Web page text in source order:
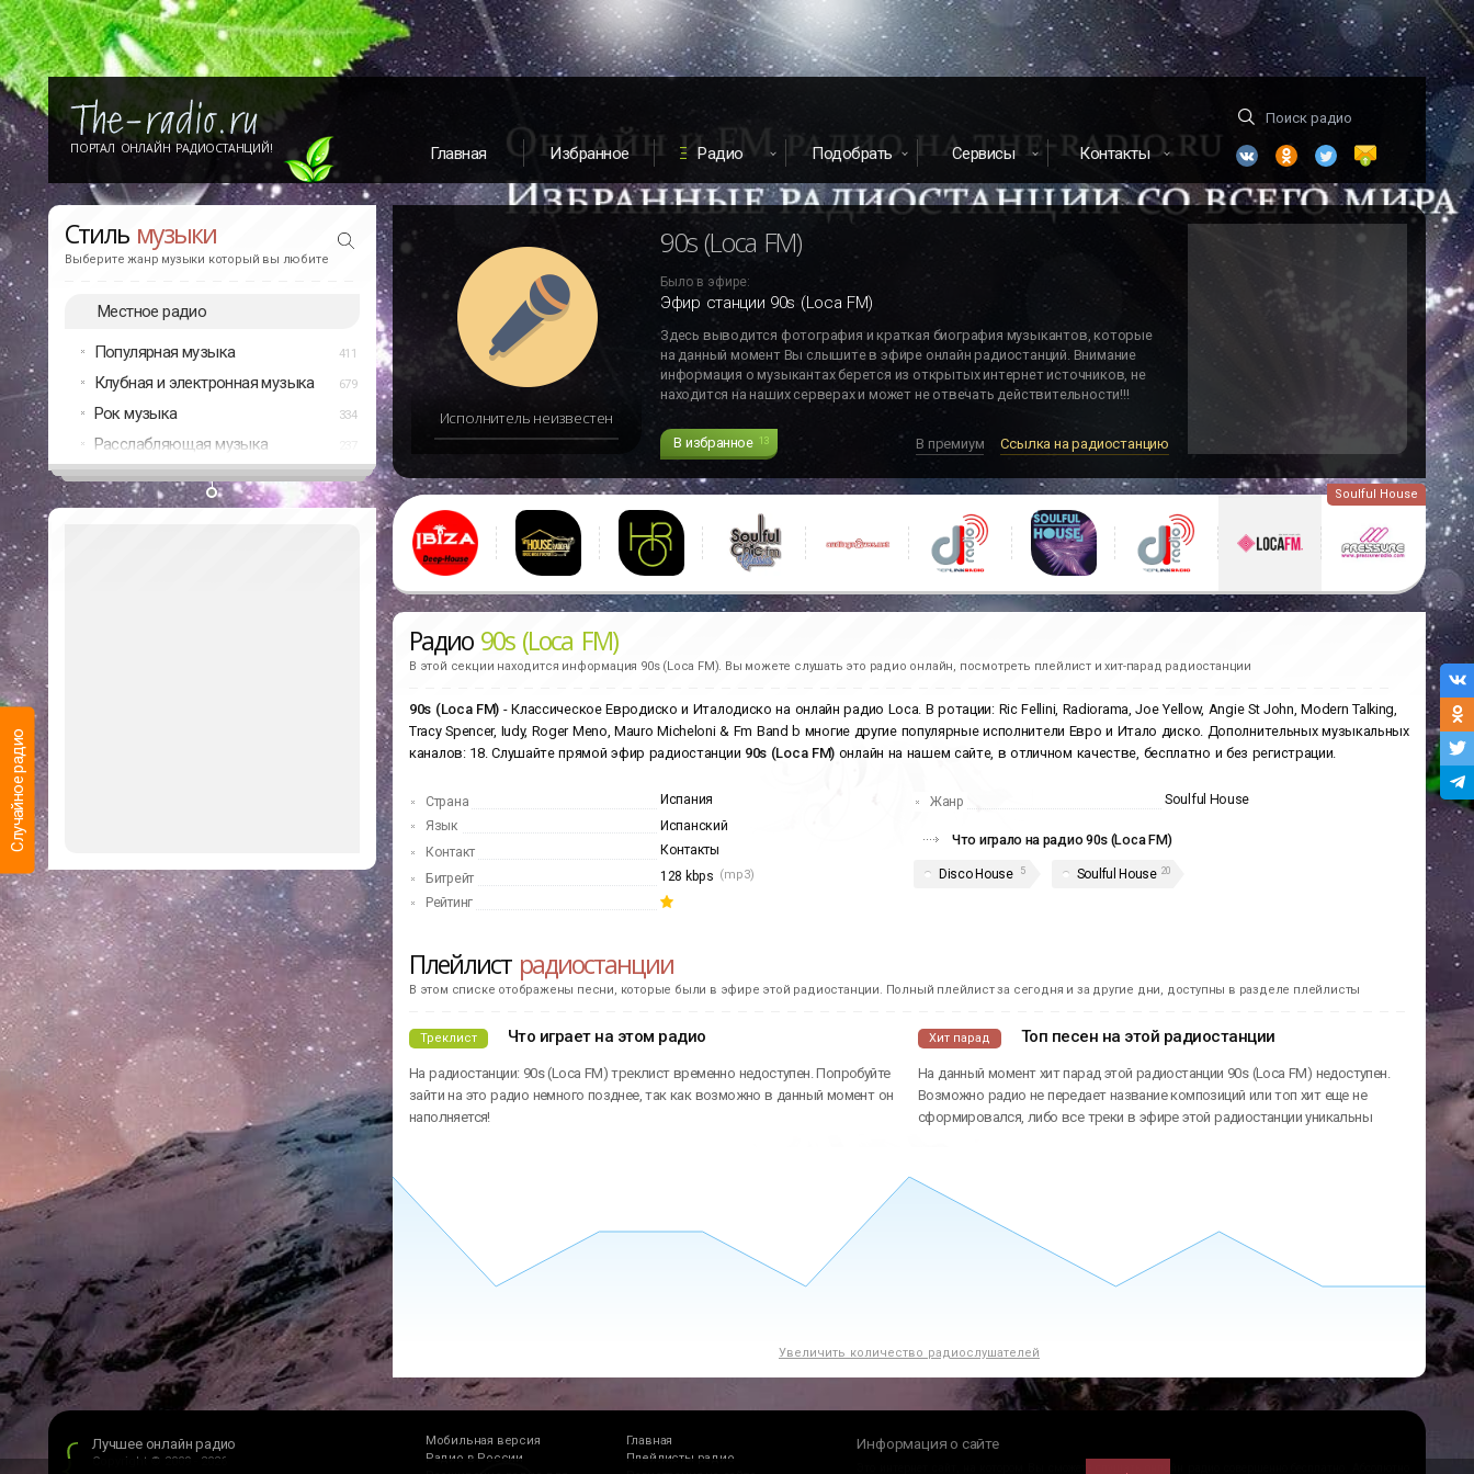
Случайное радио
ПОРТАЛ ОНЛАЙН РАДИОСТАНЦИЙ! Главная Избранное Радио Подобрать Сервисы Контакты
Стиль музыки
Выберите жанр музыки который вы любите
Местное радио
Популярная музыка 411
Клубная и электронная музыка 679
Рок музыка 334
Расслабляющая музыка
Последниепрослушанные
Какие радиостанции Вы слушали недавно
90s (Loca FM)
Soulful House
Исполнитель неизвестен
90s (Loca FM)
Было в эфире:
Эфир станции 90s (Loca FM)
Здесь выводится фотография и краткая биография музыкантов, которые
на данный момент Вы слышите в эфире онлайн радиостанций. Внимание
информация о музыкантах берется из открытых интернет источников, не
находится на наших серверах и может не отвечать действительности!!!
В избранное 13 В премиум Ссылка на радиостанцию
Soulful House
Радио 90s (Loca FM)
В этой секции находится информация 90s (Loca FM). Вы можете слушать это радио онлайн, посмотреть плейлист и хит-парад радиостанции
90s (Loca FM) - Классическое Евродиско и Италодиско на онлайн радио Loca. В ротации: Ric Fellini, Radiorama, Joe Yellow, Angie St John, Modern Talking,
Tracy Spencer, Iudy, Roger Meno, Mauro Micheloni & Fm Band b многие другие популярные исполнители Евро и Итало диско. Дополнительных музыкальных
каналов: 18. Слушайте прямой эфир радиостанции 90s (Loca FM) онлайн на нашем сайте, в отличном качестве, бесплатно и без регистрации.
Страна
Испания
Язык
Испанский
Контакт
Контакты
Битрейт
128 kbps (mp3)
Рейтинг
Жанр Soulful House
Что играло на радио 90s (Loca FM)
Disco House 5 Soulful House 20
Плейлист радиостанции
В этом списке отображены песни, которые были в эфире этой радиостанции. Полный плейлист за сегодня и за другие дни, доступны в разделе плейлисты
Треклист Что играет на этом радио
На радиостанции: 90s (Loca FM) треклист временно недоступен. Попробуйте
зайти на это радио немного позднее, так как возможно в данный момент он
наполняется!
Хит парад Топ песен на этой радиостанции
На данный момент хит парад этой радиостанции 90s (Loca FM) недоступен.
Возможно радио не передает название композиций или топ хит еще не
сформировался, либо все треки в эфире этой радиостанции уникальны
Увеличить количество радиослушателей
Лучшее онлайн радио
Copyright © 2009 - 2026
Мобильная версия
Главная
Радио в России
Плейлисты радио
Информация о сайте